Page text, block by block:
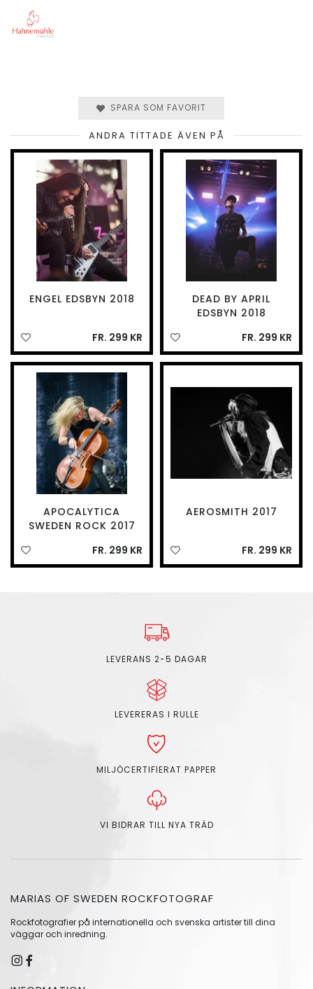
SPARA SOM FAVORIT
ANDRA TITTADE ÄVEN PÅ
ENGEL EDSBYN 2018
FR. 299 KR
DEAD BY APRIL
EDSBYN 2018
FR. 299 KR
APOCALYTICA
SWEDEN ROCK 2017
FR. 299 KR
AEROSMITH 2017
FR. 299 KR
LEVERANS 2-5 DAGAR
LEVERERAS I RULLE
MILJÖCERTIFIERAT PAPPER
VI BIDRAR TILL NYA TRÄD
MARIAS OF SWEDEN ROCKFOTOGRAF
Rockfotografier på internationella och svenska artister till dina
väggar och inredning.